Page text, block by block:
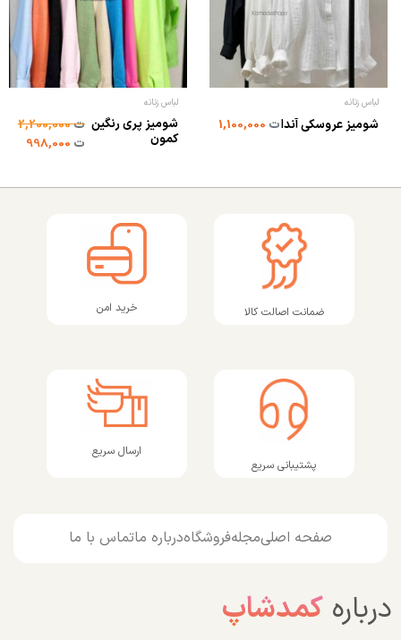
لباس زنانه
شومیز عروسکی آندات1,100,000
لباس زنانه
شومیز پری رنگین
کمون
ت2,200,000
ت998,000
ضمانت اصالت کالا خرید امن
پشتیبانی سریع
ارسال سریع
صفحه اصلیمجلهفروشگاهدرباره ماتماس با ما
درباره کمدشاپ